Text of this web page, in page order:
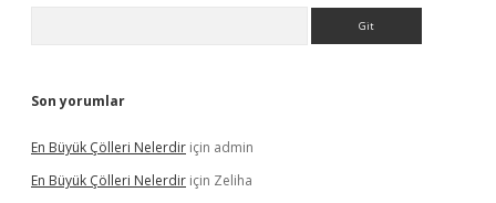
Son yorumlar
En Büyük Çölleri Nelerdir için admin
En Büyük Çölleri Nelerdir için Zeliha